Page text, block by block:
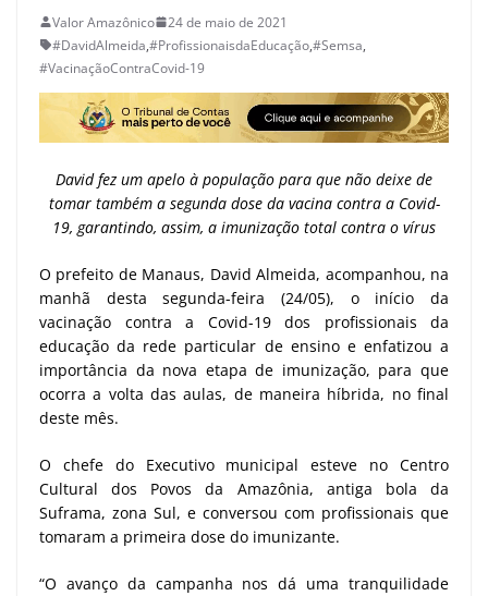
Valor Amazônico
24 de maio de 2021
#DavidAlmeida,#ProfissionaisdaEducação,#Semsa,
#VacinaçãoContraCovid-19
David fez um apelo à população para que não deixe de
tomar também a segunda dose da vacina contra a Covid-
19, garantindo, assim, a imunização total contra o vírus
O prefeito de Manaus, David Almeida, acompanhou, na
manhã desta segunda-feira (24/05), o início da
vacinação contra a Covid-19 dos profissionais da
educação da rede particular de ensino e enfatizou a
importância da nova etapa de imunização, para que
ocorra a volta das aulas, de maneira híbrida, no final
deste mês.
O chefe do Executivo municipal esteve no Centro
Cultural dos Povos da Amazônia, antiga bola da
Suframa, zona Sul, e conversou com profissionais que
tomaram a primeira dose do imunizante.
“O avanço da campanha nos dá uma tranquilidade